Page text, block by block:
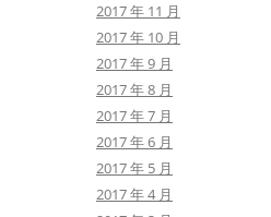
2017 年 11 月
2017 年 10 月
2017 年 9 月
2017 年 8 月
2017 年 7 月
2017 年 6 月
2017 年 5 月
2017 年 4 月